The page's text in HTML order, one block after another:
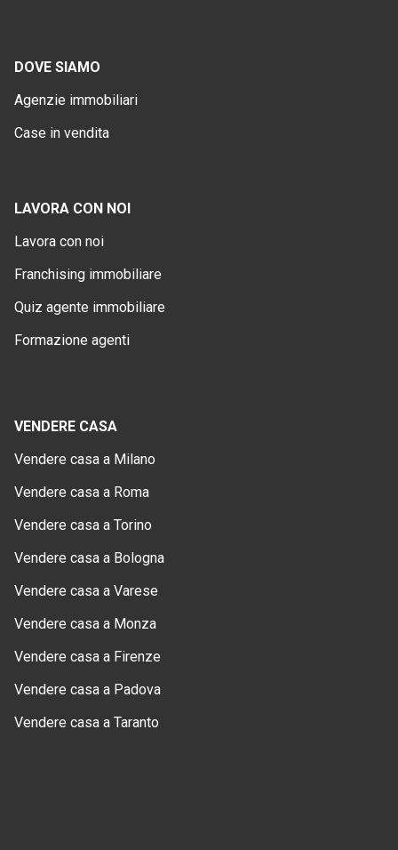
DOVE SIAMO
Agenzie immobiliari
Case in vendita
LAVORA CON NOI
Lavora con noi
Franchising immobiliare
Quiz agente immobiliare
Formazione agenti
VENDERE CASA
Vendere casa a Milano
Vendere casa a Roma
Vendere casa a Torino
Vendere casa a Bologna
Vendere casa a Varese
Vendere casa a Monza
Vendere casa a Firenze
Vendere casa a Padova
Vendere casa a Taranto